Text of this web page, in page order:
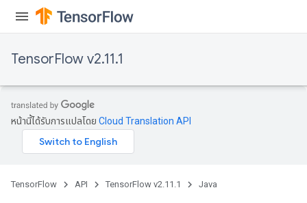
TensorFlow v2.11.1
หน้านี้ได้รับการแปลโดย Cloud Translation API
TensorFlow API TensorFlow v2.11.1 Java